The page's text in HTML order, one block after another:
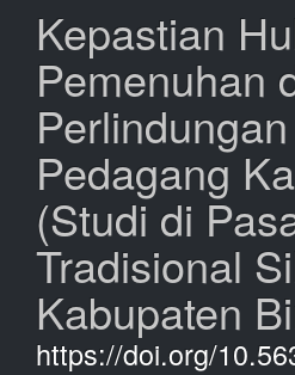
Kepastian
Pemenuhan
Pedagang
(Studi di
Tradisional
Kabupaten
https://doi.org/